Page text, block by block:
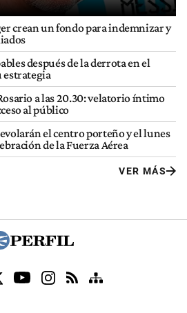
crean un fondo para indemnizar y
después de la derrota en el
estrategia
a las 20.30: velatorio íntimo
al público
el centro porteño y el lunes
de la Fuerza Aérea
VER MÁS